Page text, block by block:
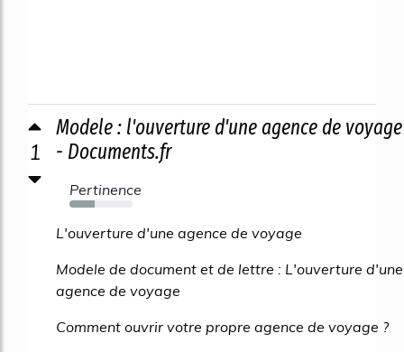
1
Modele : l'ouverture d'une agence de voyage
- Documents.fr
Pertinence
40%
L'ouverture d'une agence de voyage
Modele de document et de lettre : L'ouverture d'une
agence de voyage
Comment ouvrir votre propre agence de voyage ?